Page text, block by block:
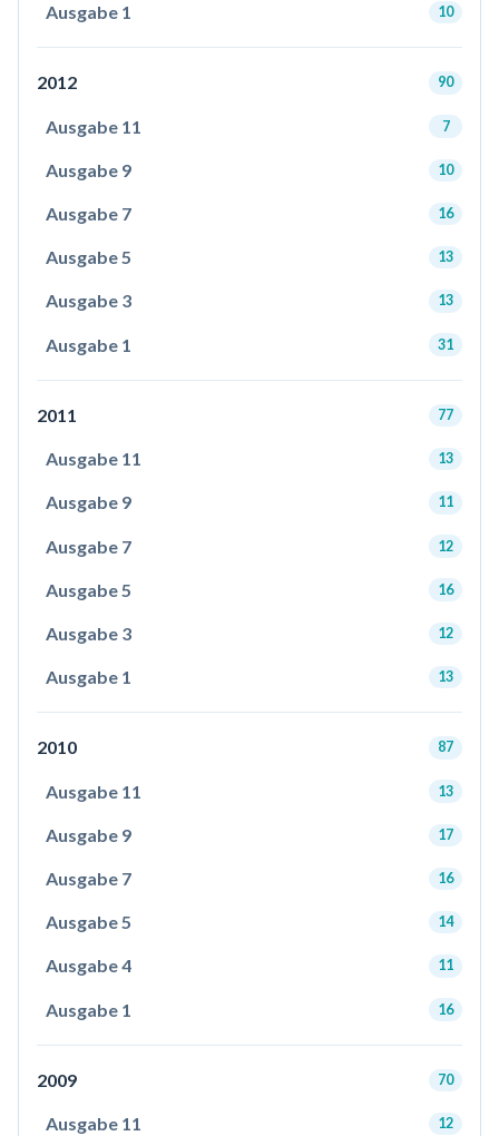
Ausgabe 1 10
2012 90
Ausgabe 11 7
Ausgabe 9 10
Ausgabe 7 16
Ausgabe 5 13
Ausgabe 3 13
Ausgabe 1 31
2011 77
Ausgabe 11 13
Ausgabe 9 11
Ausgabe 7 12
Ausgabe 5 16
Ausgabe 3 12
Ausgabe 1 13
2010 87
Ausgabe 11 13
Ausgabe 9 17
Ausgabe 7 16
Ausgabe 5 14
Ausgabe 4 11
Ausgabe 1 16
2009 70
Ausgabe 11 12